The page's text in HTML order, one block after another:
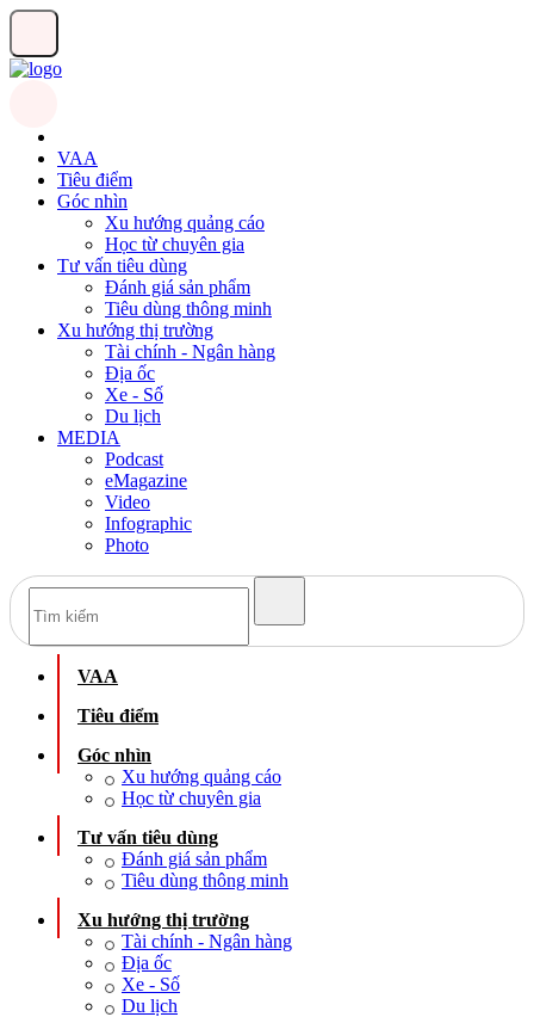
VAA
Tiêu điểm
Góc nhìn
Xu hướng quảng cáo
Học từ chuyên gia
Tư vấn tiêu dùng
Đánh giá sản phẩm
Tiêu dùng thông minh
Xu hướng thị trường
Tài chính - Ngân hàng
Địa ốc
Xe - Số
Du lịch
MEDIA
Podcast
eMagazine
Video
Infographic
Photo
VAA
Tiêu điểm
Góc nhìn
Xu hướng quảng cáo
Học từ chuyên gia
Tư vấn tiêu dùng
Đánh giá sản phẩm
Tiêu dùng thông minh
Xu hướng thị trường
Tài chính - Ngân hàng
Địa ốc
Xe - Số
Du lịch